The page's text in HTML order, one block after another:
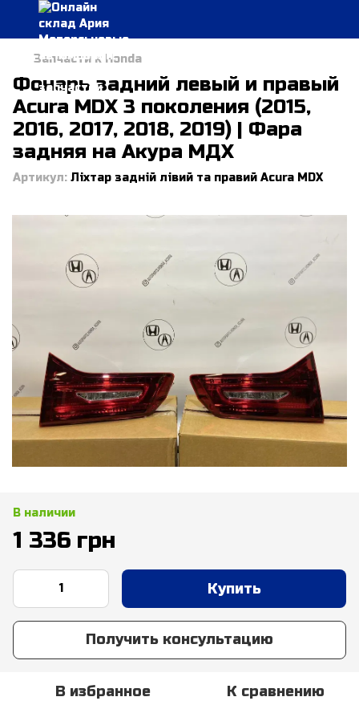
Запчасти к Honda
Фонарь задний левый и правый
Acura MDX 3 поколения (2015,
2016, 2017, 2018, 2019) | Фара
задняя на Акура МДХ
Артикул: Ліхтар задній лівий та правий Acura MDX
В наличии
1 336 грн
Купить
Получить консультацию
В избранное К сравнению